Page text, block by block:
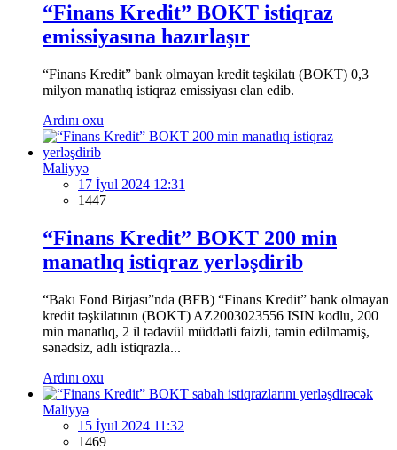
“Finans Kredit” BOKT istiqraz
emissiyasına hazırlaşır
“Finans Kredit” bank olmayan kredit təşkilatı (BOKT) 0,3
milyon manatlıq istiqraz emissiyası elan edib.
Ardını oxu
Maliyyə
17 İyul 2024 12:31
1447
“Finans Kredit” BOKT 200 min
manatlıq istiqraz yerləşdirib
“Bakı Fond Birjası”nda (BFB) “Finans Kredit” bank olmayan
kredit təşkilatının (BOKT) AZ2003023556 ISIN kodlu, 200
min manatlıq, 2 il tədavül müddətli faizli, təmin edilməmiş,
sənədsiz, adlı istiqrazla...
Ardını oxu
Maliyyə
15 İyul 2024 11:32
1469